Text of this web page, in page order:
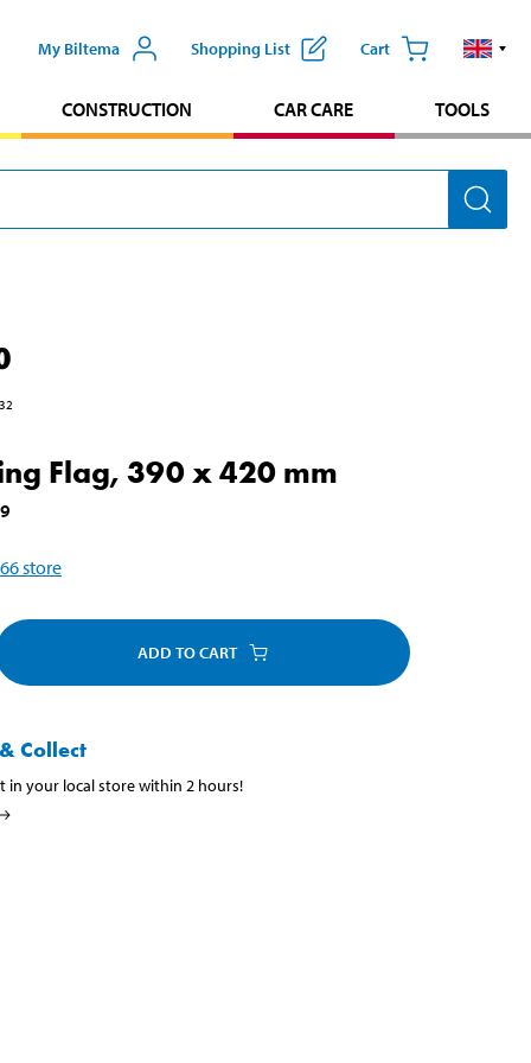
My Biltema Shopping List Cart
CONSTRUCTION CAR CARE TOOLS
Flag, 390 x 420 mm
66store
ADD TO CART
Collect
in your local store within 2 hours!